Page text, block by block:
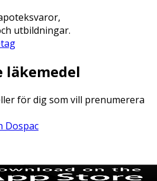
utbildningar.
läkemedel
för dig som vill prenumerera
Dospac